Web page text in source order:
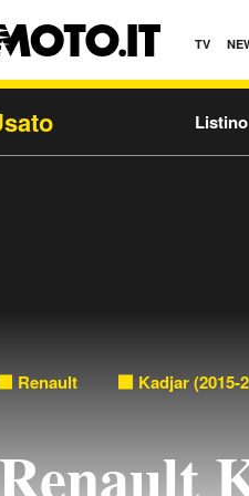
TV
Renault Kadjar (2015-